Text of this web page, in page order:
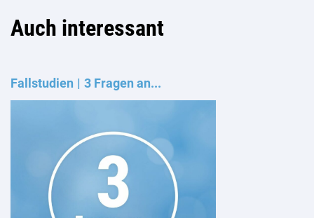
Auch interessant
Fallstudien 3 Fragen an...